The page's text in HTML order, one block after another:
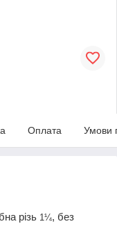
Оплата Умови
різь 1¼, без